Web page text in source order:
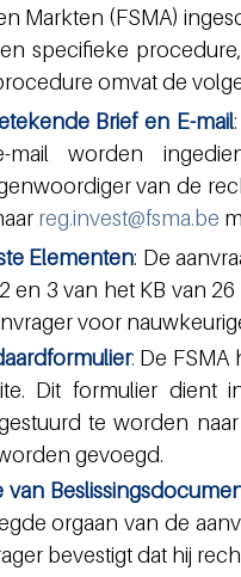
Markten (FSMA)
specifieke
omvat de
Brief en E-mail
mail worden
van de
reg.invest@fsma.be
Elementen: De
en 3 van het KB van
voor
: De FSMA
Dit formulier dient
te worden
gevoegd.
van
orgaan van de
bevestigt dat hij